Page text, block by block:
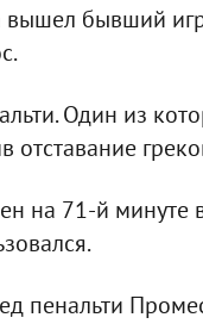
вышел бывший
Один из
на 71-й минуте
пенальти